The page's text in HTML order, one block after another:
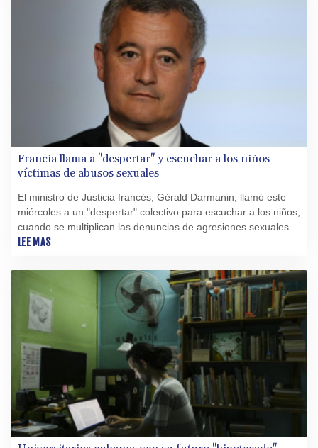
Francia llama a "despertar" y escuchar a los niños
víctimas de abusos sexuales
El ministro de Justicia francés, Gérald Darmanin, llamó este
miércoles a un "despertar" colectivo para escuchar a los niños,
cuando se multiplican las denuncias de agresiones sexuales a
menores en escuelas, especialmente en París.
LEE MAS